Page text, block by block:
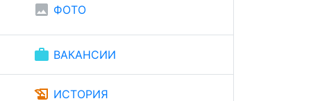
image ФОТО
work ВАКАНСИИ
history_edu ИСТОРИЯ